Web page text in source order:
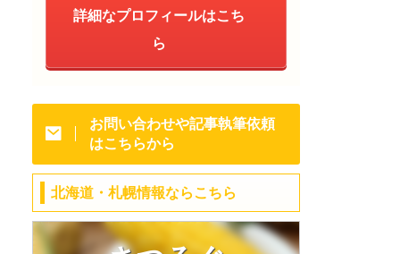
詳細なプロフィールはこち
ら
お問い合わせや記事執筆依頼
はこちらから
北海道・札幌情報ならこちら